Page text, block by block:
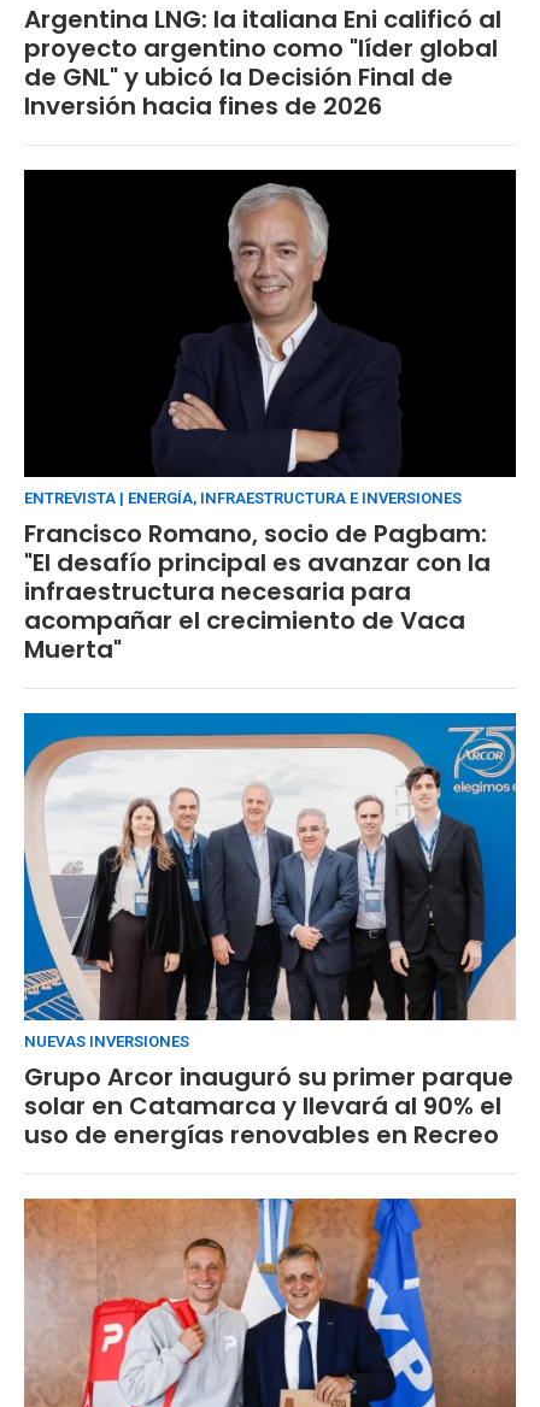
Argentina LNG: la italiana Eni calificó al
proyecto argentino como "líder global
de GNL" y ubicó la Decisión Final de
Inversión hacia fines de 2026
ENTREVISTA | ENERGÍA, INFRAESTRUCTURA E INVERSIONES
Francisco Romano, socio de Pagbam:
"El desafío principal es avanzar con la
infraestructura necesaria para
acompañar el crecimiento de Vaca
Muerta"
NUEVAS INVERSIONES
Grupo Arcor inauguró su primer parque
solar en Catamarca y llevará al 90% el
uso de energías renovables en Recreo